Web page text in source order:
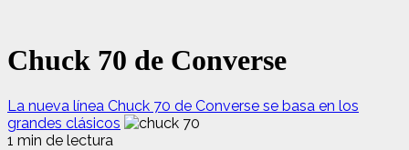
Chuck 70 de Converse
La nueva línea Chuck 70 de Converse se basa en los
grandes clásicos
1 min de lectura